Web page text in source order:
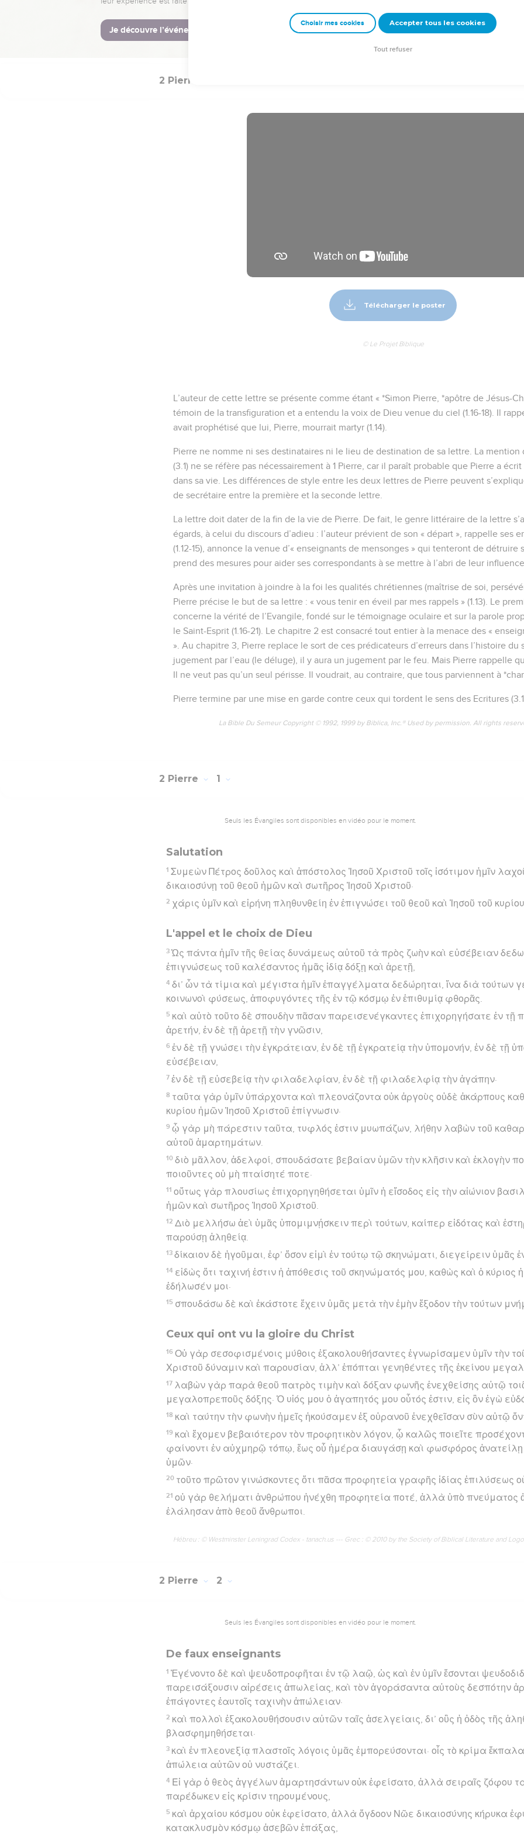
14 ἀσπάσασθε ἀλλήλους ἐν φιλήματι ἀγάπης. εἰρήνη ὑμῖν πᾶσιν τοῖς ἐν Χριστῷ.
Hébreu : © Westminster Leningrad Codex - tanach.us --- Grec : © 2010 by the Society of Biblical Literature and
2 Pierre
Télécharger le poster
© Le Projet Biblique
L’auteur de cette lettre se présente comme étant « *Simon Pierre, *apôtre de Jésus-
témoin de la transfiguration et a entendu la voix de Dieu venue du ciel (1.16-18). Il
avait prophétisé que lui, Pierre, mourrait martyr (1.14).
Pierre ne nomme ni ses destinataires ni le lieu de destination de sa lettre. La mention
(3.1) ne se réfère pas nécessairement à 1 Pierre, car il paraît probable que Pierre a
dans sa vie. Les différences de style entre les deux lettres de Pierre peuvent
de secrétaire entre la première et la seconde lettre.
La lettre doit dater de la fin de la vie de Pierre. De fait, le genre littéraire de la lettre
égards, à celui du discours d’adieu : l’auteur prévient de son « départ », rappelle ses
(1.12-15), annonce la venue d’« enseignants de mensonges » qui tenteront de
prend des mesures pour aider ses correspondants à se mettre à l’abri de leur influence
Après une invitation à joindre à la foi les qualités chrétiennes (maîtrise de soi,
Pierre précise le but de sa lettre : « vous tenir en éveil par mes rappels » (1.13). Le
concerne la vérité de l’Evangile, fondé sur le témoignage oculaire et sur la parole
le Saint-Esprit (1.16-21). Le chapitre 2 est consacré tout entier à la menace des «
». Au chapitre 3, Pierre replace le sort de ces prédicateurs d’erreurs dans l’histoire du
jugement par l’eau (le déluge), il y aura un jugement par le feu. Mais Pierre rappelle
Il ne veut pas qu’un seul périsse. Il voudrait, au contraire, que tous parviennent à
Pierre termine par une mise en garde contre ceux qui tordent le sens des Ecritures
La Bible Du Semeur Copyright © 1992, 1999 by Biblica, Inc.® Used by permission. All rights
2 Pierre 1
Seuls les Évangiles sont disponibles en vidéo pour le moment.
Salutation
1 Συμεὼν Πέτρος δοῦλος καὶ ἀπόστολος Ἰησοῦ Χριστοῦ τοῖς ἰσότιμον ἡμῖν
δικαιοσύνῃ τοῦ θεοῦ ἡμῶν καὶ σωτῆρος Ἰησοῦ Χριστοῦ·
2 χάρις ὑμῖν καὶ εἰρήνη πληθυνθείη ἐν ἐπιγνώσει τοῦ θεοῦ καὶ Ἰησοῦ τοῦ
L'appel et le choix de Dieu
3 Ὡς πάντα ἡμῖν τῆς θείας δυνάμεως αὐτοῦ τὰ πρὸς ζωὴν καὶ εὐσέβειαν
ἐπιγνώσεως τοῦ καλέσαντος ἡμᾶς ἰδίᾳ δόξῃ καὶ ἀρετῇ,
4 δι’ ὧν τὰ τίμια καὶ μέγιστα ἡμῖν ἐπαγγέλματα δεδώρηται, ἵνα διὰ τούτων
κοινωνοὶ φύσεως, ἀποφυγόντες τῆς ἐν τῷ κόσμῳ ἐν ἐπιθυμίᾳ φθορᾶς.
5 καὶ αὐτὸ τοῦτο δὲ σπουδὴν πᾶσαν παρεισενέγκαντες ἐπιχορηγήσατε ἐν τῇ
ἀρετήν, ἐν δὲ τῇ ἀρετῇ τὴν γνῶσιν,
6 ἐν δὲ τῇ γνώσει τὴν ἐγκράτειαν, ἐν δὲ τῇ ἐγκρατείᾳ τὴν ὑπομονήν, ἐν δὲ τῇ
εὐσέβειαν,
7 ἐν δὲ τῇ εὐσεβείᾳ τὴν φιλαδελφίαν, ἐν δὲ τῇ φιλαδελφίᾳ τὴν ἀγάπην·
8 ταῦτα γὰρ ὑμῖν ὑπάρχοντα καὶ πλεονάζοντα οὐκ ἀργοὺς οὐδὲ ἀκάρπους
κυρίου ἡμῶν Ἰησοῦ Χριστοῦ ἐπίγνωσιν·
9 ᾧ γὰρ μὴ πάρεστιν ταῦτα, τυφλός ἐστιν μυωπάζων, λήθην λαβὼν τοῦ
αὐτοῦ ἁμαρτημάτων.
10 διὸ μᾶλλον, ἀδελφοί, σπουδάσατε βεβαίαν ὑμῶν τὴν κλῆσιν καὶ ἐκλογὴν
ποιοῦντες οὐ μὴ πταίσητέ ποτε·
11 οὕτως γὰρ πλουσίως ἐπιχορηγηθήσεται ὑμῖν ἡ εἴσοδος εἰς τὴν αἰώνιον
ἡμῶν καὶ σωτῆρος Ἰησοῦ Χριστοῦ.
12 Διὸ μελλήσω ἀεὶ ὑμᾶς ὑπομιμνῄσκειν περὶ τούτων, καίπερ εἰδότας καὶ
παρούσῃ ἀληθείᾳ.
13 δίκαιον δὲ ἡγοῦμαι, ἐφ’ ὅσον εἰμὶ ἐν τούτῳ τῷ σκηνώματι, διεγείρειν ὑμᾶς
14 εἰδὼς ὅτι ταχινή ἐστιν ἡ ἀπόθεσις τοῦ σκηνώματός μου, καθὼς καὶ ὁ κύριος
ἐδήλωσέν μοι·
15 σπουδάσω δὲ καὶ ἑκάστοτε ἔχειν ὑμᾶς μετὰ τὴν ἐμὴν ἔξοδον τὴν τούτων
Ceux qui ont vu la gloire du Christ
16 Οὐ γὰρ σεσοφισμένοις μύθοις ἐξακολουθήσαντες ἐγνωρίσαμεν ὑμῖν τὴν
Χριστοῦ δύναμιν καὶ παρουσίαν, ἀλλ’ ἐπόπται γενηθέντες τῆς ἐκείνου
17 λαβὼν γὰρ παρὰ θεοῦ πατρὸς τιμὴν καὶ δόξαν φωνῆς ἐνεχθείσης αὐτῷ
μεγαλοπρεποῦς δόξης· Ὁ υἱός μου ὁ ἀγαπητός μου οὗτός ἐστιν, εἰς ὃν ἐγὼ
18 καὶ ταύτην τὴν φωνὴν ἡμεῖς ἠκούσαμεν ἐξ οὐρανοῦ ἐνεχθεῖσαν σὺν αὐτῷ
19 καὶ ἔχομεν βεβαιότερον τὸν προφητικὸν λόγον, ᾧ καλῶς ποιεῖτε
φαίνοντι ἐν αὐχμηρῷ τόπῳ, ἕως οὗ ἡμέρα διαυγάσῃ καὶ φωσφόρος ἀνατείλῃ
ὑμῶν·
20 τοῦτο πρῶτον γινώσκοντες ὅτι πᾶσα προφητεία γραφῆς ἰδίας ἐπιλύσεως οὐ
21 οὐ γὰρ θελήματι ἀνθρώπου ἠνέχθη προφητεία ποτέ, ἀλλὰ ὑπὸ πνεύματος
ἐλάλησαν ἀπὸ θεοῦ ἄνθρωποι.
Hébreu : © Westminster Leningrad Codex - tanach.us --- Grec : © 2010 by the Society of Biblical Literature and
2 Pierre 2
Seuls les Évangiles sont disponibles en vidéo pour le moment.
De faux enseignants
1 Ἐγένοντο δὲ καὶ ψευδοπροφῆται ἐν τῷ λαῷ, ὡς καὶ ἐν ὑμῖν ἔσονται
παρεισάξουσιν αἱρέσεις ἀπωλείας, καὶ τὸν ἀγοράσαντα αὐτοὺς δεσπότην
ἐπάγοντες ἑαυτοῖς ταχινὴν ἀπώλειαν·
2 καὶ πολλοὶ ἐξακολουθήσουσιν αὐτῶν ταῖς ἀσελγείαις, δι’ οὓς ἡ ὁδὸς τῆς
βλασφημηθήσεται·
3 καὶ ἐν πλεονεξίᾳ πλαστοῖς λόγοις ὑμᾶς ἐμπορεύσονται· οἷς τὸ κρίμα
ἀπώλεια αὐτῶν οὐ νυστάζει.
4 Εἰ γὰρ ὁ θεὸς ἀγγέλων ἁμαρτησάντων οὐκ ἐφείσατο, ἀλλὰ σειραῖς ζόφου
παρέδωκεν εἰς κρίσιν τηρουμένους,
5 καὶ ἀρχαίου κόσμου οὐκ ἐφείσατο, ἀλλὰ ὄγδοον Νῶε δικαιοσύνης κήρυκα
κατακλυσμὸν κόσμῳ ἀσεβῶν ἐπάξας,
Choisir mes cookies Accepter tous les cookies
Tout refuser